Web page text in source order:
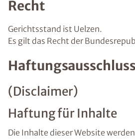
Recht
Gerichtsstand ist Uelzen.
Es gilt das Recht der
Haftungsausschluss
(Disclaimer)
Haftung für Inhalte
Die Inhalte dieser Website